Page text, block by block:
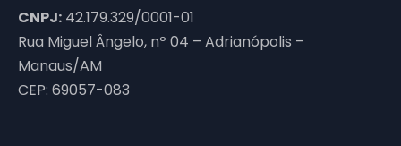
CNPJ: 42.179.329/0001-01
Rua Miguel Ângelo, nº 04 – Adrianópolis –
Manaus/AM
CEP: 69057-083